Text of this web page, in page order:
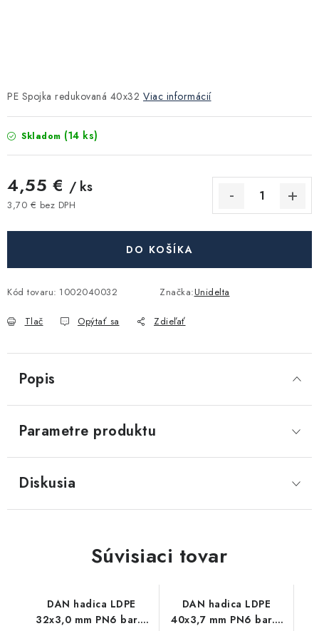
Čerpadlá a vodárne
Filtrovanie a úprava vody
Vetranie a rekuperácia
Akcie, Zľavy
Reklamačné podmienky
Podmienky ochrany osobných údajov
Obchodné podmienky požičovne náradia
PE Spojka redukovaná 40x32 Viac informácií
Skladom (14 ks)
4,55 € / ks
3,70 € bez DPH
DO KOŠÍKA
Kód tovaru: 1002040032 Značka:Unidelta
Tlač Opýtať sa Zdieľať
Popis
Parametre produktu
Diskusia
Súvisiaci tovar
DAN hadica LDPE
32x3,0 mm PN6 bar. -
DAN hadica LDPE
40x3,7 mm PN6 bar. -